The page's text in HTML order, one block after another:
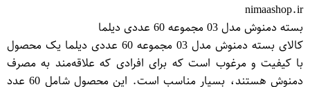
nimaashop.ir
بسته دمنوش مدل 03 مجموعه 60 عددی دیلما
کالای بسته دمنوش مدل 03 مجموعه 60 عددی دیلما یک محصول
با کیفیت و مرغوب است که برای افرادی که علاقه‌مند به مصرف
دمنوش هستند، بسیار مناسب است. این محصول شامل 60 عدد